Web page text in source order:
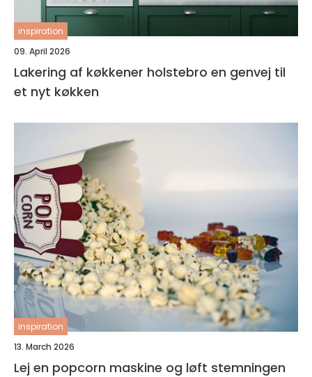
inspiration
09. April 2026
Lakering af køkkener holstebro en genvej til
et nyt køkken
inspiration
13. March 2026
Lej en popcorn maskine og løft stemningen